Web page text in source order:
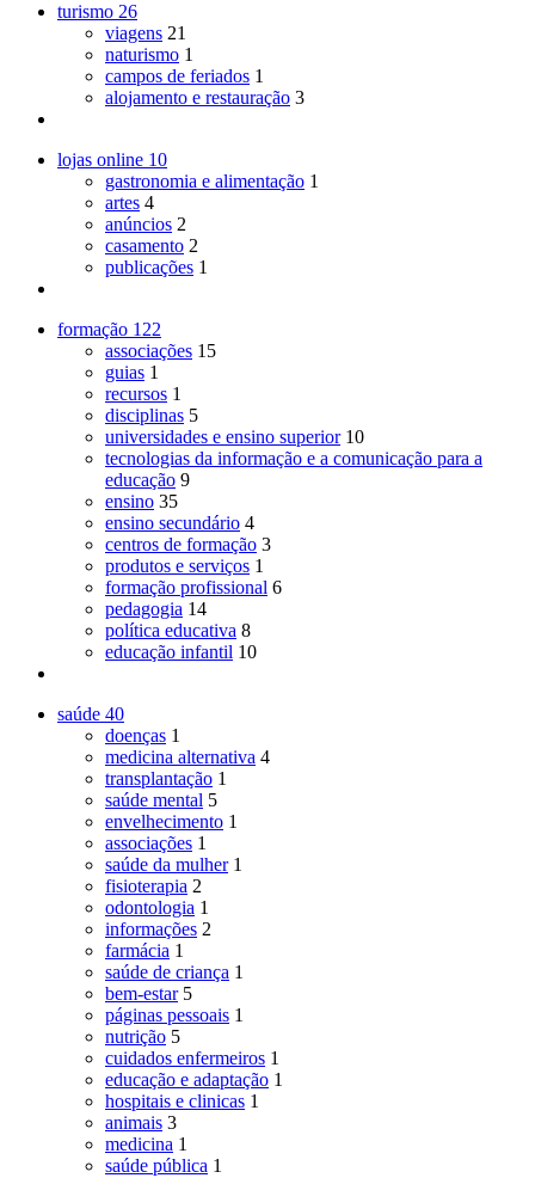
turismo 26
viagens 21
naturismo 1
campos de feriados 1
alojamento e restauração 3
lojas online 10
gastronomia e alimentação 1
artes 4
anúncios 2
casamento 2
publicações 1
formação 122
associações 15
guias 1
recursos 1
disciplinas 5
universidades e ensino superior 10
tecnologias da informação e a comunicação para a
educação 9
ensino 35
ensino secundário 4
centros de formação 3
produtos e serviços 1
formação profissional 6
pedagogia 14
política educativa 8
educação infantil 10
saúde 40
doenças 1
medicina alternativa 4
transplantação 1
saúde mental 5
envelhecimento 1
associações 1
saúde da mulher 1
fisioterapia 2
odontologia 1
informações 2
farmácia 1
saúde de criança 1
bem-estar 5
páginas pessoais 1
nutrição 5
cuidados enfermeiros 1
educação e adaptação 1
hospitais e clinicas 1
animais 3
medicina 1
saúde pública 1